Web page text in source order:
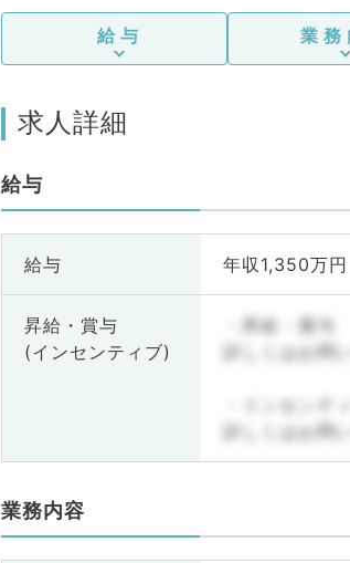
給与 業務
求人詳細
給与
給与 年収1,350万円
昇給・賞与
(インセンティブ)
・昇給・賞与
詳しくはお問
・インセンティ
詳しくはお問
業務内容